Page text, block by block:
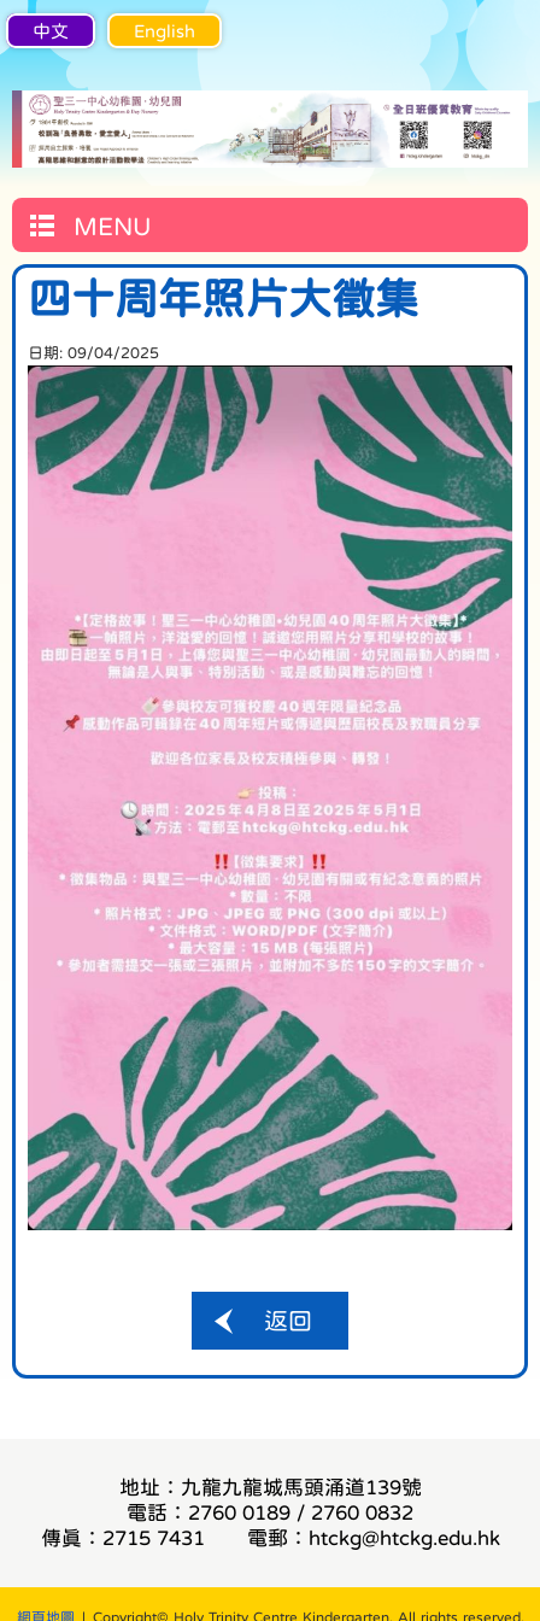
中文 English
MENU
四十周年照片大徵集
日期: 09/04/2025
返回
地址：九龍九龍城馬頭涌道139號
電話：2760 0189 / 2760 0832
傳真：2715 7431
電郵： htckg@htckg.edu.hk
網頁地圖 | Copyright© Holy Trinity Centre Kindergarten. All rights reserved.